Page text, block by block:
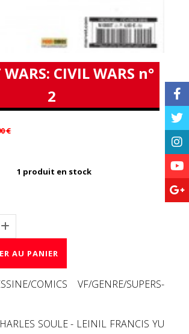
WARS: CIVIL WARS n°
2
€
1 produit en stock
AU PANIER
COMICS VF/GENRE/SUPERS-
SOULE - LEINIL FRANCIS YU